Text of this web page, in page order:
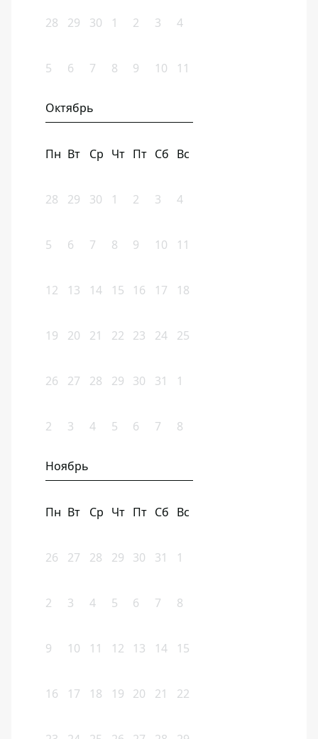
28 29 30 1 2 3 4
5 6 7 8 9 10 11
Октябрь
Пн Вт Ср Чт Пт Сб Вс
28 29 30 1 2 3 4
5 6 7 8 9 10 11
12 13 14 15 16 17 18
19 20 21 22 23 24 25
26 27 28 29 30 31 1
2 3 4 5 6 7 8
Ноябрь
Пн Вт Ср Чт Пт Сб Вс
26 27 28 29 30 31 1
2 3 4 5 6 7 8
9 10 11 12 13 14 15
16 17 18 19 20 21 22